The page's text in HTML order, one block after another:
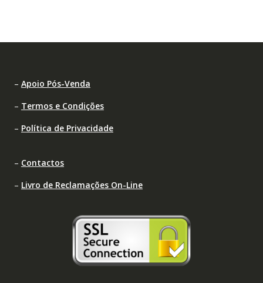
– Apoio Pós-Venda
– Termos e Condições
– Política de Privacidade
– Contactos
– Livro de Reclamações On-Line